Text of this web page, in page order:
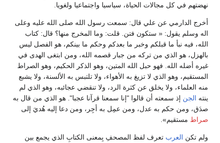
نهضتهم في كل مجالات الحياة، سياسيا واجتماعيا ولغويا.
أخرج الدارمي عن علي قال: سمعت رسول الله صلى الله عليه وعلى
اله وسلم يقول: « ستكون فتن. قلت: وما المخرج منها؟ قال: كتاب
الله، فيه نبأ ما قبلكم وخبر ما بعدكم وحكم ما بينكم، هو الفصل ليس
بالهزل، هو الذي من تركه من جبار قصمه الله، ومن ابتغى الهدى في
غيره أضله الله. فهو حبل الله المتين، وهو الذكر الحكيم، وهو الصراط
المستقيم، وهو الذي لا تزيغ به الأهواء، ولا تلتبس به الألسنة، ولا يشبع
منه العلماء، ولا يخلق عن كثرة الرد، ولا تنقضي عجائبه، وهو الذي لم
ينته الجن إذ سمعته أن قالوا "إنا سمعنا قرآنا عجبا". هو الذي من قال به
صدَق، ومن حكم به عدل، ومن عمِل به أجِر، ومن دعا إليه هُديَ إلى
صراط مستقيم».
ولم تكن العرب تعرف لفظ المصحفِ بِمعنى الكتابِ الذي يجمع بين